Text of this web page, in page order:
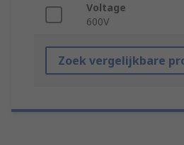
Voltage
600V
Zoek vergelijkbare